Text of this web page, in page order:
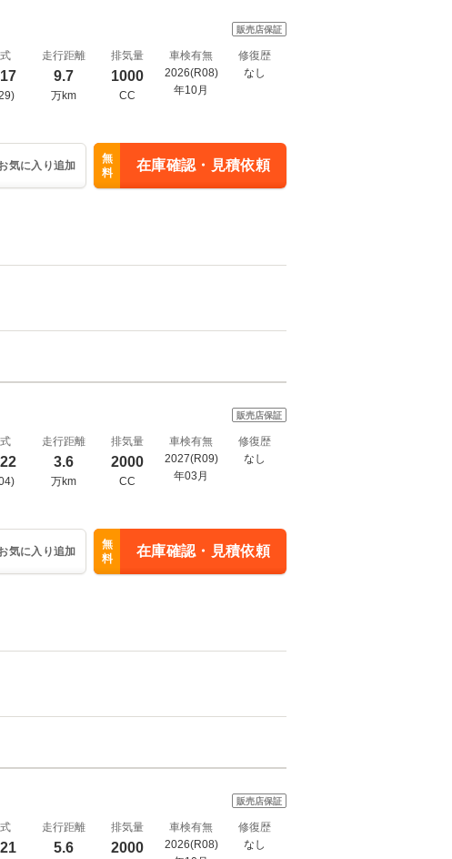
販売店保証
走行距離
9.7
万km
排気量
1000
CC
車検有無
2026(R08)
年10月
修復歴
なし
気に入り追加
無
料
在庫確認・見積依頼
販売店保証
走行距離
3.6
万km
排気量
2000
CC
車検有無
2027(R09)
年03月
修復歴
なし
気に入り追加
無
料
在庫確認・見積依頼
販売店保証
走行距離
5.6
排気量
2000
車検有無
2026(R08)
修復歴
なし